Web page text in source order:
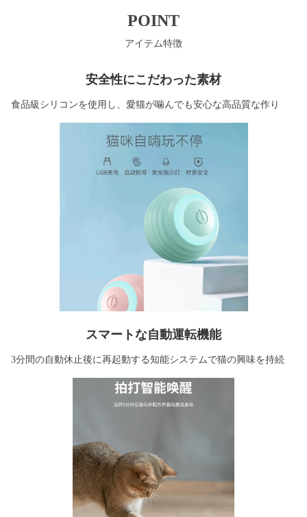
POINT
アイテム特徴
安全性にこだわった素材
食品級シリコンを使用し、愛猫が噛んでも安心な高品質な作り
スマートな自動運転機能
3分間の自動休止後に再起動する知能システムで猫の興味を持続